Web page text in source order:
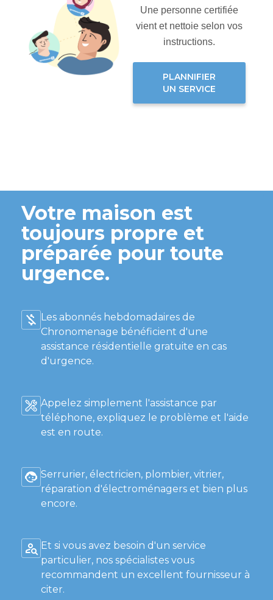
Une personne certifiée
vient et nettoie selon vos
instructions.
PLANNIFIER
UN SERVICE
Votre maison est
toujours propre et
préparée pour toute
urgence.
Les abonnés hebdomadaires de
Chronomenage bénéficient d'une
assistance résidentielle gratuite en cas
d'urgence.
Appelez simplement l'assistance par
téléphone, expliquez le problème et l'aide
est en route.
Serrurier, électricien, plombier, vitrier,
réparation d'électroménagers et bien plus
encore.
Et si vous avez besoin d'un service
particulier, nos spécialistes vous
recommandent un excellent fournisseur à
citer.